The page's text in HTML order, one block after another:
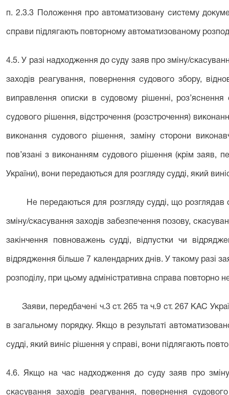
п. 2.3.3 Положення про автоматизовану систему
справи підлягають повторному автоматизованому
4.5. У разі надходження до суду заяв про зміну/
заходів реагування, повернення судового збору,
виправлення описки в судовому рішенні,
судового рішення, відстрочення (розстрочення)
виконання судового рішення, заміну сторони
пов’язані з виконанням судового рішення (крім заяв,
України), вони передаються для розгляду судді, який
Не передаються для розгляду судді, що розглядав
зміну/скасування заходів забезпечення позову,
закінчення повноважень судді, відпустки чи
відрядження більше 7 календарних днів. У такому разі
розподілу, при цьому адміністративна справа повторно
Заяви, передбачені ч.3 ст. 265 та ч.9 ст. 267 КАС
в загальному порядку. Якщо в результаті
судді, який виніс рішення у справі, вони підлягають
4.6. Якщо на час надходження до суду заяв про зміну/
скасування заходів реагування, повернення